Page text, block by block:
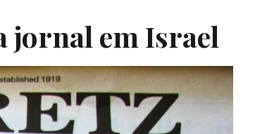
jornal em Israel